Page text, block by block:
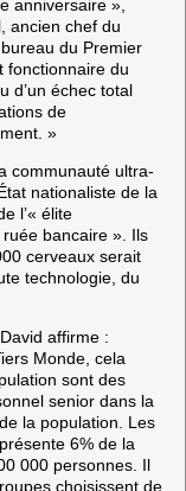
anniversaire »
ancien chef du
du Premier
fonctionnaire du
d’un échec total
de
. »
communauté ultra-
nationaliste de la
l’« élite
bancaire ». Ils
cerveaux serait
technologie, du
affirme :
Monde, cela
sont des
senior dans la
la population. Les
6% de la
000 personnes. Il
choisissent de